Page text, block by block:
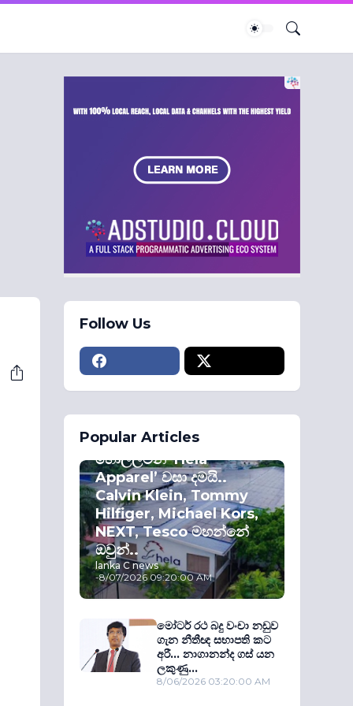
Follow Us
Popular Articles
කොළඹ කොටස්
හොල්ලමින් ‘Hela
Apparel’ වසා දමයි..
Calvin Klein, Tommy
Hilfiger, Michael Kors,
NEXT, Tesco මහන්නේ
ඔවුන්..
lanka C news
-8/07/2026 09:20:00 AM
මෝටර් රථ බදු වංචා නඩුව
ගැන නීතීඥ සභාපති කට
අරී... නාගානන්ද ගස් යන
ලකුණු...
8/06/2026 03:20:00 AM